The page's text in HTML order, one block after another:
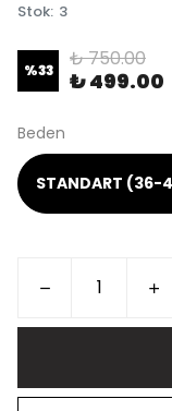
Stok: 3
%33 ₺ 750.00
₺ 499.00
Beden
STANDART (36-